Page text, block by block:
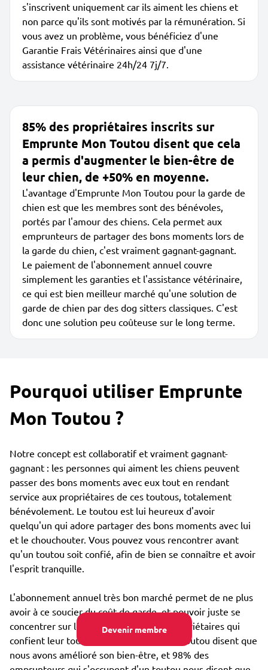
Devenir membre
s'inscrivent uniquement car ils aiment les chiens et
non parce qu'ils sont motivés par la rémunération. Si
vous avez un problème, vous bénéficiez d'une
Garantie Frais Vétérinaires ainsi que d'une
assistance vétérinaire 24h/24 7j/7.
85% des propriétaires inscrits sur
Emprunte Mon Toutou disent que cela
a permis d'augmenter le bien-être de
leur chien, de +50% en moyenne.
L'avantage d'Emprunte Mon Toutou pour la garde de
chien est que les membres sont des bénévoles,
portés par l'amour des chiens. Cela permet aux
emprunteurs de partager des bons moments lors de
la garde du chien, c'est vraiment gagnant-gagnant.
Le paiement de l'abonnement annuel couvre
simplement les garanties et l'assistance vétérinaire,
ce qui est bien meilleur marché qu'une solution de
garde de chien par des dog sitters classiques. C'est
donc une solution peu coûteuse sur le long terme.
Pourquoi utiliser Emprunte
Mon Toutou ?
Notre concept est collaboratif et vraiment gagnant-
gagnant : les personnes qui aiment les chiens peuvent
passer des bons moments avec eux tout en rendant
service aux propriétaires de ces toutous, totalement
bénévolement. Le toutou est lui heureux d'avoir
quelqu'un qui adore partager des bons moments avec lui
et le chouchouter. Vous pouvez vous rencontrer avant
qu'un toutou soit confié, afin de bien se connaître et avoir
l'esprit tranquille.
L'abonnement annuel très bon marché permet de ne plus
avoir à ce soucier du coût de garde, et pouvoir juste se
concentrer sur le bien-être : 85% des propriétaires qui
confient leur toutou par Emprunte Mon Toutou disent que
nous avons amélioré son bien-être, et 98% des